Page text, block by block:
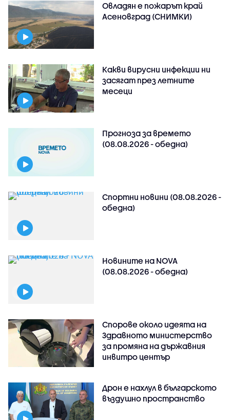
Овладян е пожарът край
Асеновград (СНИМКИ)
Какви вирусни инфекции ни
засягат през летните
месеци
Прогноза за времето
(08.08.2026 - обедна)
Спортни новини (08.08.2026 -
обедна)
Новините на NOVA
(08.08.2026 - обедна)
Спорове около идеята на
Здравното министерство
за промяна на държавния
инвитро център
Дрон е нахлул в българското
въздушно пространство